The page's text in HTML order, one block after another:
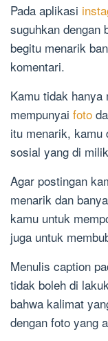
Pada aplikasi
suguhkan dengan
begitu menarik
komentari.
Kamu tidak hanya
mempunyai foto
itu menarik, kamu
sosial yang di
Agar postingan
menarik dan
kamu untuk
juga untuk
Menulis caption
tidak boleh di
bahwa kalimat
dengan foto yang